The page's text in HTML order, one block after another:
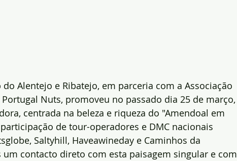
Alentejo e Ribatejo, em parceria com a Associação
Nuts, promoveu no passado dia 25 de março,
centrada na beleza e riqueza do "Amendoal em
de tour-operadores e DMC nacionais
Saltyhill, Haveawineday e Caminhos da
contacto direto com esta paisagem singular e com